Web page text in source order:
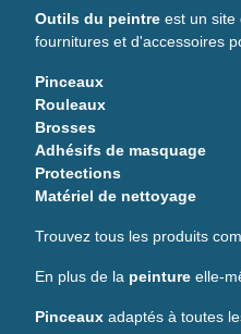
Outils du peintre est un site
fournitures et d'accessoires
Pinceaux
Rouleaux
Brosses
Adhésifs de masquage
Protections
Matériel de nettoyage
Trouvez tous les produits
En plus de la peinture elle-
Pinceaux adaptés à toutes